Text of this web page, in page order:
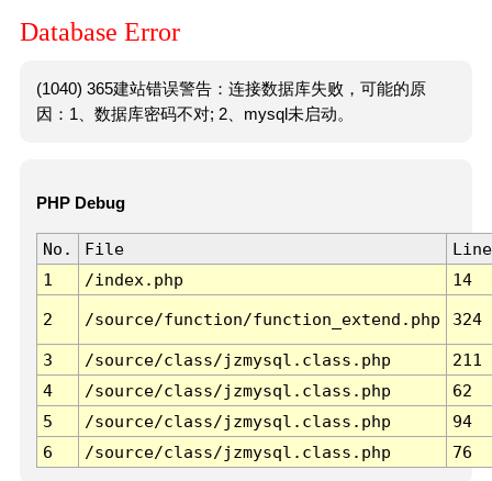
Database Error
(1040) 365建站错误警告：连接数据库失败，可能的原
因：1、数据库密码不对; 2、mysql未启动。
PHP Debug
No. File
Line
1
/index.php 14
2 /source/function/function_extend.php 324
3 /source/class/jzmysql.class.php
211
4
/source/class/jzmysql.class.php
62
5
/source/class/jzmysql.class.php
94
6
/source/class/jzmysql.class.php 76